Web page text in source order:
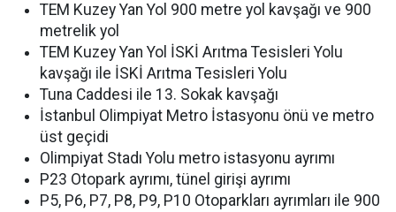
TEM Kuzey Yan Yol 900 metre yol kavşağı ve 900
metrelik yol
TEM Kuzey Yan Yol İSKİ Arıtma Tesisleri Yolu
kavşağı ile İSKİ Arıtma Tesisleri Yolu
Tuna Caddesi ile 13. Sokak kavşağı
İstanbul Olimpiyat Metro İstasyonu önü ve metro
üst geçidi
Olimpiyat Stadı Yolu metro istasyonu ayrımı
P23 Otopark ayrımı, tünel girişi ayrımı
P5, P6, P7, P8, P9, P10 Otoparkları ayrımları ile 900